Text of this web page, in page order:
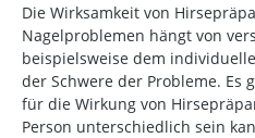
Die Wirksamkeit von
Nagelproblemen hängt von
beispielsweise dem
der Schwere der Probleme. Es
für die Wirkung von
Person unterschiedlich sein